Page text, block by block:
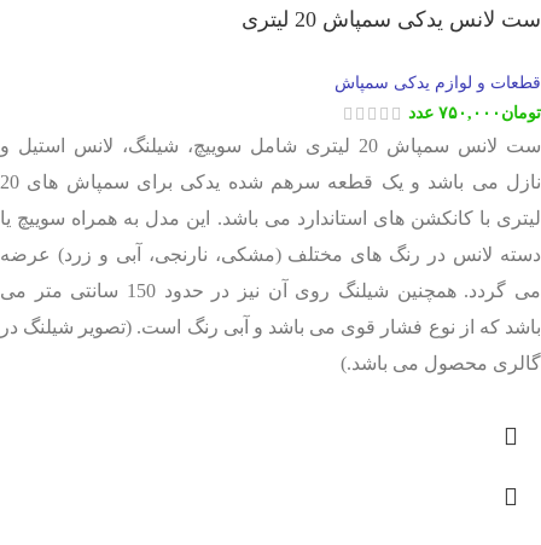
ست لانس یدکی سمپاش 20 لیتری
قطعات و لوازم یدکی سمپاش
تومان ۷۵۰,۰۰۰ عدد
ست لانس سمپاش 20 لیتری شامل سوییچ، شیلنگ، لانس استیل و
نازل می باشد و یک قطعه سرهم شده یدکی برای سمپاش های 20
لیتری با کانکشن های استاندارد می باشد. این مدل به همراه سوییچ یا
دسته لانس در رنگ های مختلف (مشکی، نارنجی، آبی و زرد) عرضه
می گردد. همچنین شیلنگ روی آن نیز در حدود 150 سانتی متر می
باشد که از نوع فشار قوی می باشد و آبی رنگ است. (تصویر شیلنگ در
گالری محصول می باشد.)